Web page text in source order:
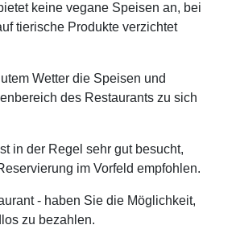
keine vegane Speisen an, bei
tierische Produkte verzichtet
Wetter die Speisen und
des Restaurants zu sich
in der Regel sehr gut besucht,
im Vorfeld empfohlen.
- haben Sie die Möglichkeit,
zu bezahlen.